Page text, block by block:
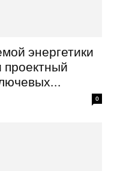
энергетики
проектный
0